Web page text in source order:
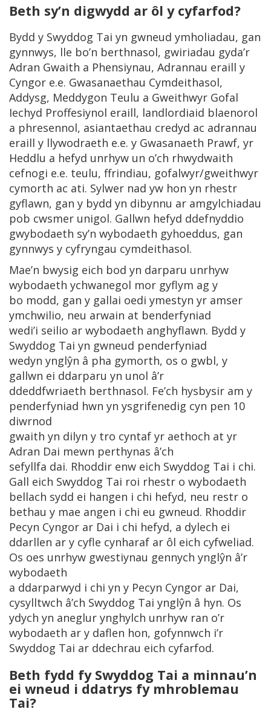
Beth sy’n digwydd ar ôl y cyfarfod?
Bydd y Swyddog Tai yn gwneud ymholiadau, gan
gynnwys, lle bo’n berthnasol, gwiriadau gyda’r
Adran Gwaith a Phensiynau, Adrannau eraill y
Cyngor e.e. Gwasanaethau Cymdeithasol,
Addysg, Meddygon Teulu a Gweithwyr Gofal
Iechyd Proffesiynol eraill, landlordiaid blaenorol
a phresennol, asiantaethau credyd ac adrannau
eraill y llywodraeth e.e. y Gwasanaeth Prawf, yr
Heddlu a hefyd unrhyw un o’ch rhwydwaith
cefnogi e.e. teulu, ffrindiau, gofalwyr/gweithwyr
cymorth ac ati. Sylwer nad yw hon yn rhestr
gyflawn, gan y bydd yn dibynnu ar amgylchiadau
pob cwsmer unigol. Gallwn hefyd ddefnyddio
gwybodaeth sy’n wybodaeth gyhoeddus, gan
gynnwys y cyfryngau cymdeithasol.
Mae’n bwysig eich bod yn darparu unrhyw
wybodaeth ychwanegol mor gyflym ag y
bo modd, gan y gallai oedi ymestyn yr amser
ymchwilio, neu arwain at benderfyniad
wedi’i seilio ar wybodaeth anghyflawn. Bydd y
Swyddog Tai yn gwneud penderfyniad
wedyn ynglŷn â pha gymorth, os o gwbl, y
gallwn ei ddarparu yn unol â’r
ddeddfwriaeth berthnasol. Fe’ch hysbysir am y
penderfyniad hwn yn ysgrifenedig cyn pen 10
diwrnod
gwaith yn dilyn y tro cyntaf yr aethoch at yr
Adran Dai mewn perthynas â’ch
sefyllfa dai. Rhoddir enw eich Swyddog Tai i chi.
Gall eich Swyddog Tai roi rhestr o wybodaeth
bellach sydd ei hangen i chi hefyd, neu restr o
bethau y mae angen i chi eu gwneud. Rhoddir
Pecyn Cyngor ar Dai i chi hefyd, a dylech ei
ddarllen ar y cyfle cynharaf ar ôl eich cyfweliad.
Os oes unrhyw gwestiynau gennych ynglŷn â’r
wybodaeth
a ddarparwyd i chi yn y Pecyn Cyngor ar Dai,
cysylltwch â’ch Swyddog Tai ynglŷn â hyn. Os
ydych yn aneglur ynghylch unrhyw ran o’r
wybodaeth ar y daflen hon, gofynnwch i’r
Swyddog Tai ar ddechrau eich cyfarfod.
Beth fydd fy Swyddog Tai a minnau’n
ei wneud i ddatrys fy mhroblemau
Tai?